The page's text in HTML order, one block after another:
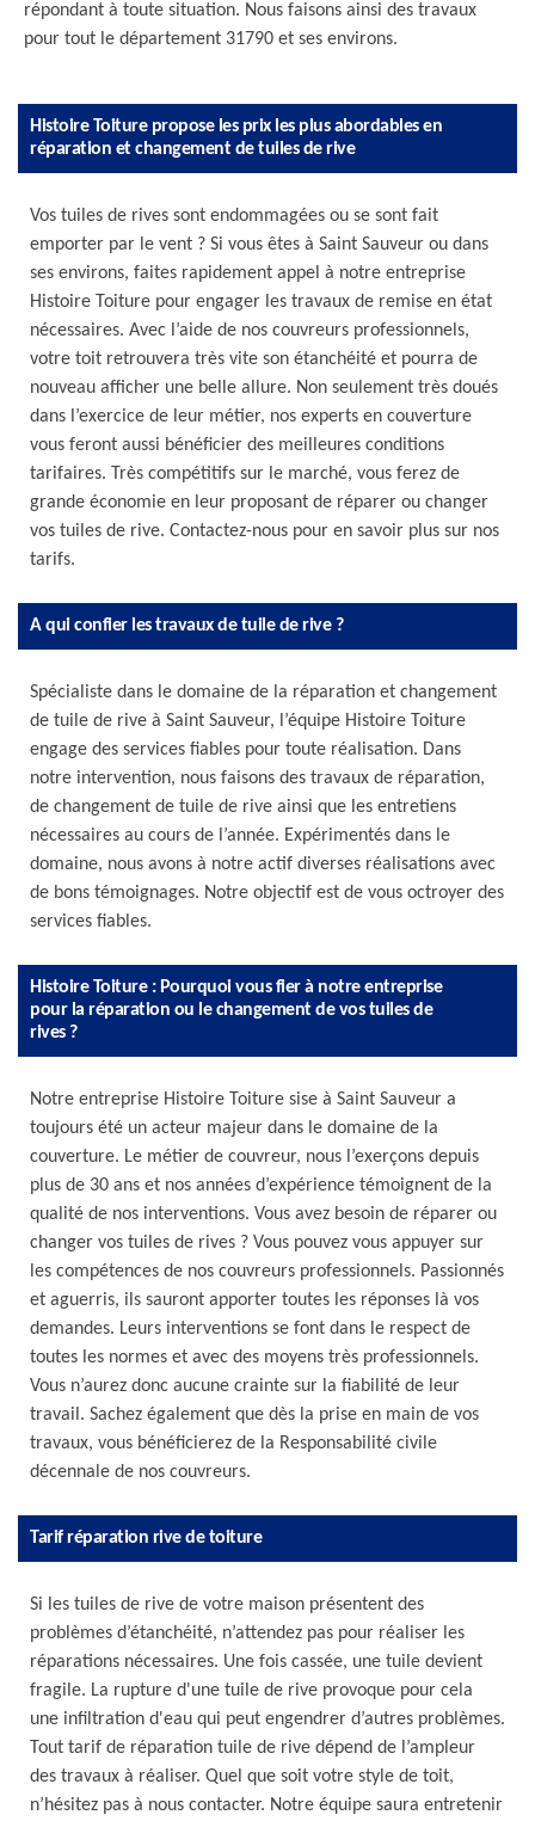
répondant à toute situation. Nous faisons ainsi des travaux
pour tout le département 31790 et ses environs.
Histoire Toiture propose les prix les plus abordables en
réparation et changement de tuiles de rive
Vos tuiles de rives sont endommagées ou se sont fait
emporter par le vent ? Si vous êtes à Saint Sauveur ou dans
ses environs, faites rapidement appel à notre entreprise
Histoire Toiture pour engager les travaux de remise en état
nécessaires. Avec l’aide de nos couvreurs professionnels,
votre toit retrouvera très vite son étanchéité et pourra de
nouveau afficher une belle allure. Non seulement très doués
dans l’exercice de leur métier, nos experts en couverture
vous feront aussi bénéficier des meilleures conditions
tarifaires. Très compétitifs sur le marché, vous ferez de
grande économie en leur proposant de réparer ou changer
vos tuiles de rive. Contactez-nous pour en savoir plus sur nos
tarifs.
A qui confier les travaux de tuile de rive ?
Spécialiste dans le domaine de la réparation et changement
de tuile de rive à Saint Sauveur, l’équipe Histoire Toiture
engage des services fiables pour toute réalisation. Dans
notre intervention, nous faisons des travaux de réparation,
de changement de tuile de rive ainsi que les entretiens
nécessaires au cours de l’année. Expérimentés dans le
domaine, nous avons à notre actif diverses réalisations avec
de bons témoignages. Notre objectif est de vous octroyer des
services fiables.
Histoire Toiture : Pourquoi vous fier à notre entreprise
pour la réparation ou le changement de vos tuiles de
rives ?
Notre entreprise Histoire Toiture sise à Saint Sauveur a
toujours été un acteur majeur dans le domaine de la
couverture. Le métier de couvreur, nous l’exerçons depuis
plus de 30 ans et nos années d’expérience témoignent de la
qualité de nos interventions. Vous avez besoin de réparer ou
changer vos tuiles de rives ? Vous pouvez vous appuyer sur
les compétences de nos couvreurs professionnels. Passionnés
et aguerris, ils sauront apporter toutes les réponses là vos
demandes. Leurs interventions se font dans le respect de
toutes les normes et avec des moyens très professionnels.
Vous n’aurez donc aucune crainte sur la fiabilité de leur
travail. Sachez également que dès la prise en main de vos
travaux, vous bénéficierez de la Responsabilité civile
décennale de nos couvreurs.
Tarif réparation rive de toiture
Si les tuiles de rive de votre maison présentent des
problèmes d’étanchéité, n’attendez pas pour réaliser les
réparations nécessaires. Une fois cassée, une tuile devient
fragile. La rupture d'une tuile de rive provoque pour cela
une infiltration d'eau qui peut engendrer d’autres problèmes.
Tout tarif de réparation tuile de rive dépend de l’ampleur
des travaux à réaliser. Quel que soit votre style de toit,
n’hésitez pas à nous contacter. Notre équipe saura entretenir